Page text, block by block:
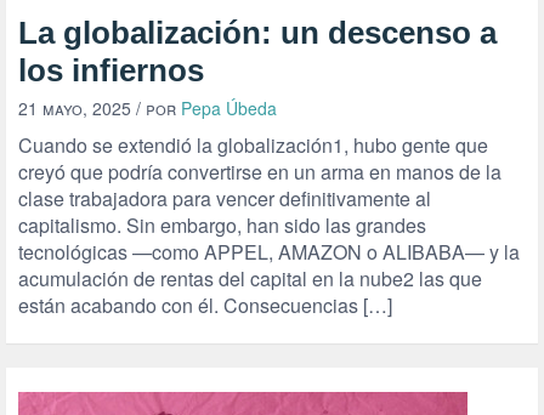
La globalización: un descenso a
los infiernos
21 mayo, 2025 / por Pepa Úbeda
Cuando se extendió la globalización1, hubo gente que
creyó que podría convertirse en un arma en manos de la
clase trabajadora para vencer definitivamente al
capitalismo. Sin embargo, han sido las grandes
tecnológicas —como APPEL, AMAZON o ALIBABA— y la
acumulación de rentas del capital en la nube2 las que
están acabando con él. Consecuencias […]